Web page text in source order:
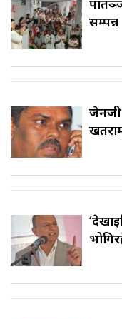
सम्पन्न
जेनजी